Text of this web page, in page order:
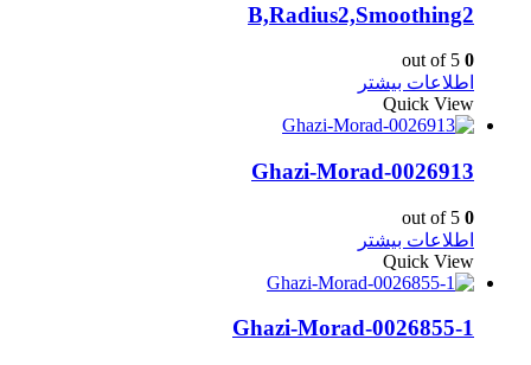
B,Radius2,Smoothing2
0
اطلاعات بیشتر
Quick View
Ghazi-Morad-0026913
0
اطلاعات بیشتر
Quick View
Ghazi-Morad-0026855-1